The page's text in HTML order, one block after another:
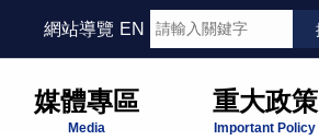
網站導覽 EN
媒體專區
Media
重大政策
Important Policy